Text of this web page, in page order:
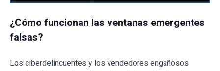
¿Cómo funcionan las ventanas emergentes
falsas?
Los ciberdelincuentes y los vendedores engañosos